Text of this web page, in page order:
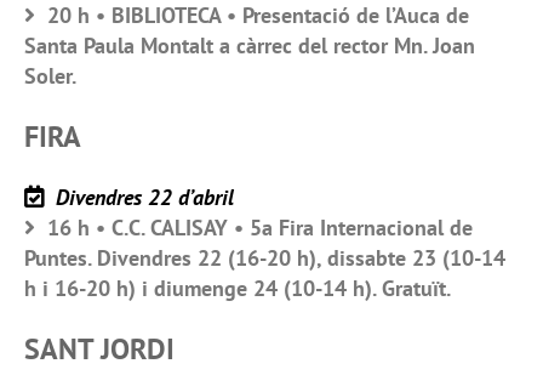
20 h • BIBLIOTECA • Presentació de l’Auca de
Santa Paula Montalt a càrrec del rector Mn. Joan
Soler.
FIRA
Divendres 22 d’abril
16 h • C.C. CALISAY • 5a Fira Internacional de
Puntes. Divendres 22 (16-20 h), dissabte 23 (10-14
h i 16-20 h) i diumenge 24 (10-14 h). Gratuït.
SANT JORDI